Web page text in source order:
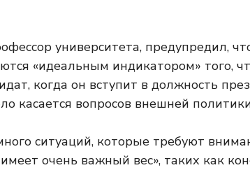
университета, предупредил,
«идеальным индикатором» того,
когда он вступит в должность
касается вопросов внешней
ситуаций, которые требуют
очень важный вес», таких как